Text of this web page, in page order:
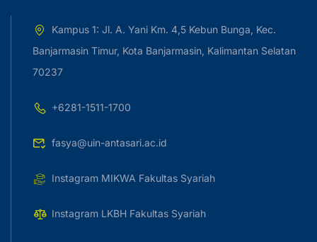
Kampus 1: Jl. A. Yani Km. 4,5 Kebun Bunga, Kec.
Banjarmasin Timur, Kota Banjarmasin, Kalimantan Selatan
70237
+6281-1511-1700
fasya@uin-antasari.ac.id
Instagram MIKWA Fakultas Syariah
Instagram LKBH Fakultas Syariah